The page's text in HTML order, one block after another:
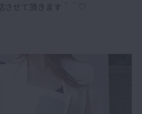
させて頂きます＾＾♡